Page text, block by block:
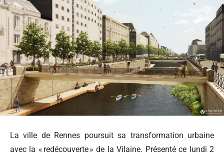
La ville de Rennes poursuit sa transformation urbaine
avec la « redécouverte » de la Vilaine. Présenté ce lundi 2